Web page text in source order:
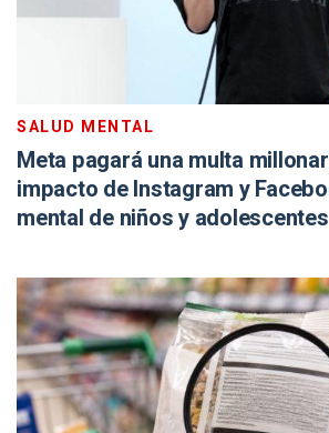
SALUD MENTAL
Meta pagará una multa
impacto de Instagram y
mental de niños y adolescentes